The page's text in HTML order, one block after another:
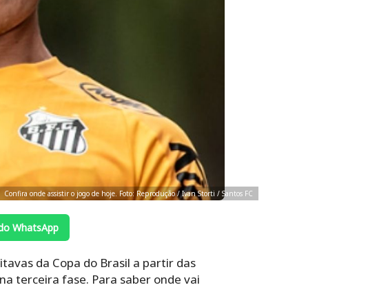
Confira onde assistir o jogo de hoje. Foto: Reprodução / Ivan Storti / Santos FC
WhatsApp
da Copa do Brasil a partir das
terceira fase. Para saber onde vai